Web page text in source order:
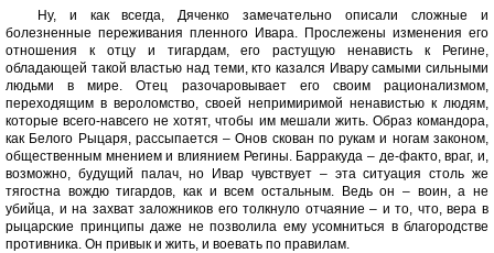
Ну, и как всегда, Дяченко замечательно описали сложные и
болезненные переживания пленного Ивара. Прослежены изменения его
отношения к отцу и тигардам, его растущую ненависть к Регине,
обладающей такой властью над теми, кто казался Ивару самыми сильными
людьми в мире. Отец разочаровывает его своим рационализмом,
переходящим в вероломство, своей непримиримой ненавистью к людям,
которые всего-навсего не хотят, чтобы им мешали жить. Образ командора,
как Белого Рыцаря, рассыпается – Онов скован по рукам и ногам законом,
общественным мнением и влиянием Регины. Барракуда – де-факто, враг, и,
возможно, будущий палач, но Ивар чувствует – эта ситуация столь же
тягостна вождю тигардов, как и всем остальным. Ведь он – воин, а не
убийца, и на захват заложников его толкнуло отчаяние – и то, что, вера в
рыцарские принципы даже не позволила ему усомниться в благородстве
противника. Он привык и жить, и воевать по правилам.